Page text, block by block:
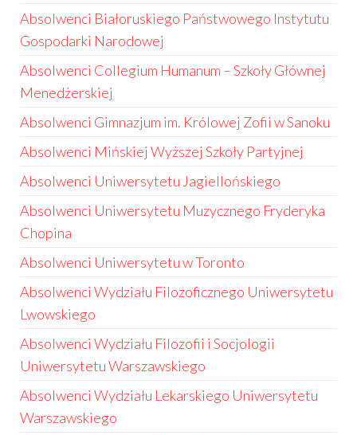
Absolwenci Białoruskiego Państwowego Instytutu
Gospodarki Narodowej
Absolwenci Collegium Humanum – Szkoły Głównej
Menedżerskiej
Absolwenci Gimnazjum im. Królowej Zofii w Sanoku
Absolwenci Mińskiej Wyższej Szkoły Partyjnej
Absolwenci Uniwersytetu Jagiellońskiego
Absolwenci Uniwersytetu Muzycznego Fryderyka
Chopina
Absolwenci Uniwersytetu w Toronto
Absolwenci Wydziału Filozoficznego Uniwersytetu
Lwowskiego
Absolwenci Wydziału Filozofii i Socjologii
Uniwersytetu Warszawskiego
Absolwenci Wydziału Lekarskiego Uniwersytetu
Warszawskiego